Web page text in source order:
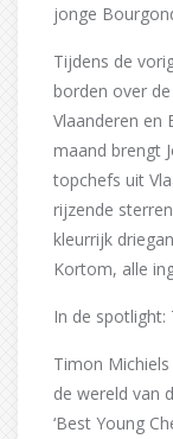
jonge
Tijdens de
borden over
Vlaanderen en
maand brengt
topchefs uit
rijzende
kleurrijk
Kortom, alle
In de spotlight:
Timon
de wereld van
‘Best Young